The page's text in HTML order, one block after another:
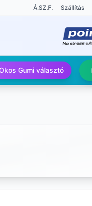
Á.SZ.F. Szállítás
Gumi választó